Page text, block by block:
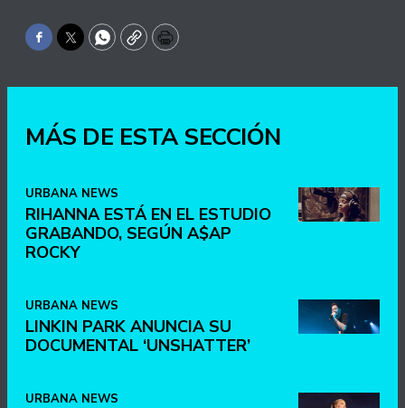
Facebook
TwitterWhatsApp
CopyPrint
MÁS DE ESTA SECCIÓN
URBANA NEWS
RIHANNA ESTÁ EN EL ESTUDIO
GRABANDO, SEGÚN A$AP
ROCKY
URBANA NEWS
LINKIN PARK ANUNCIA SU
DOCUMENTAL ‘UNSHATTER’
URBANA NEWS